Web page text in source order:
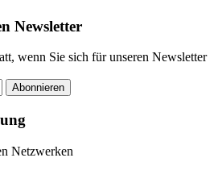
Newsletter
wenn Sie sich für unseren Newsletter
Abonnieren
Netzwerken